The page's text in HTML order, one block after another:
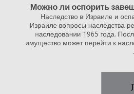
Наследство в Израиле и
Израиле вопросы наследства
наследовании 1965 года.
имущество может перейти к